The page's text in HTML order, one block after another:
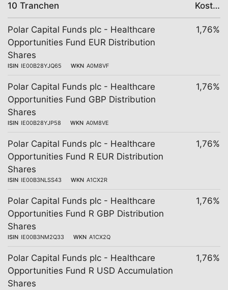
10 Tranchen Kosten
Polar Capital Funds plc - Healthcare
Opportunities Fund EUR Distribution
Shares
ISIN IE00B28YJQ65 WKN A0M8VF
1,76%
Polar Capital Funds plc - Healthcare
Opportunities Fund GBP Distribution
Shares
ISIN IE00B28YJP58 WKN A0M8VE
1,76%
Polar Capital Funds plc - Healthcare
Opportunities Fund R EUR Distribution
Shares
ISIN IE00B3NLSS43 WKN A1CX2R
1,76%
Polar Capital Funds plc - Healthcare
Opportunities Fund R GBP Distribution
Shares
ISIN IE00B3NM2Q33 WKN A1CX2Q
1,76%
Polar Capital Funds plc - Healthcare
Opportunities Fund R USD Accumulation
Shares
1,76%